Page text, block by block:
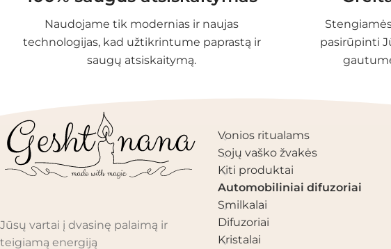
Naudojame tik modernias ir naujas
technologijas, kad užtikrintume paprastą ir
saugų atsiskaitymą.
pasirūpinti
Jūsų vartai į dvasinę palaimą ir
teigiamą energiją
PRODUKTŲ KATEGORIJOS
Vonios ritualams
Sojų vaško žvakės
Kiti produktai
Automobiliniai difuzoriai
Smilkalai
Difuzoriai
Kristalai